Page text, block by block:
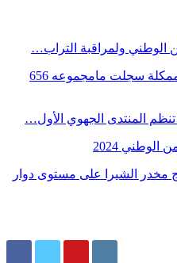
الوطني ولمراقبة التراب…
2024 : مراكش ضمن أربع مدن بالممكلة سجلت مامجموعه 656
المنتدى الجهوي الأول…
2024
الشيرا على مستوى دوار